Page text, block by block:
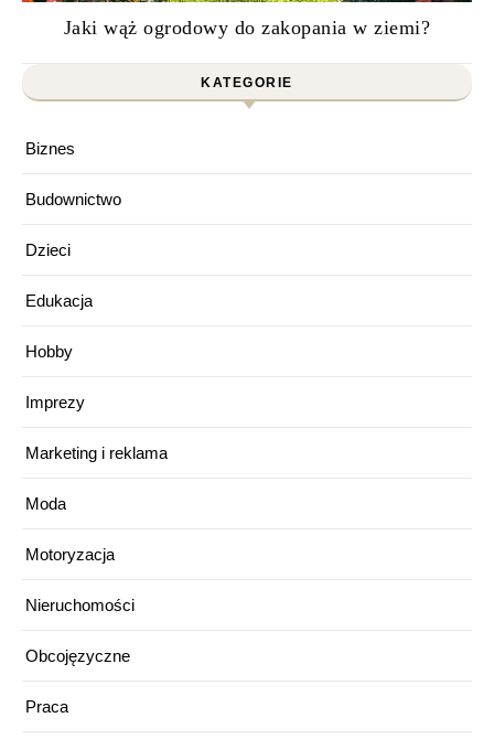
Jaki wąż ogrodowy do zakopania w ziemi?
KATEGORIE
Biznes
Budownictwo
Dzieci
Edukacja
Hobby
Imprezy
Marketing i reklama
Moda
Motoryzacja
Nieruchomości
Obcojęzyczne
Praca